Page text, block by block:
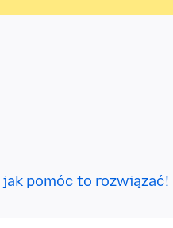
pomóc to rozwiązać!